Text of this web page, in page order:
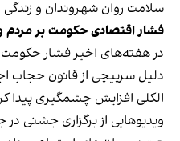
سلامت روان شهروندان و
فشار اقتصادی حکومت بر مردم و
در هفته‌های اخیر فشار
دلیل سرپیچی از قانون حجاب
الکلی افزایش چشمگیری پیدا
ویدیوهایی از برگزاری جشنی